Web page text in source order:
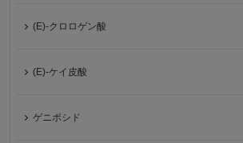
(E)-クロロゲン酸
(E)-ケイ皮酸
ゲニポシド